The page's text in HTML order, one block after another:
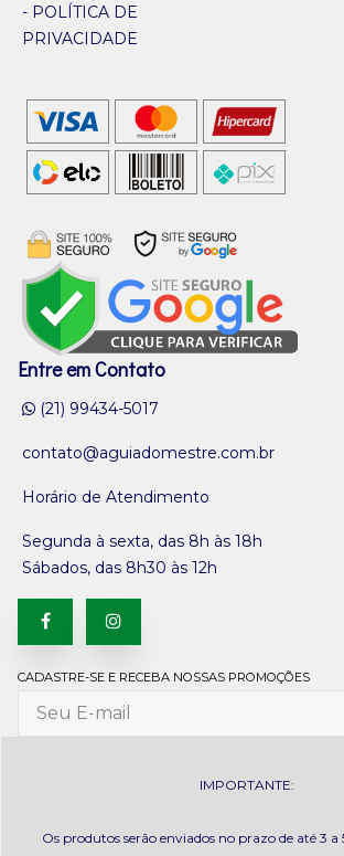
- POLÍTICA DE
PRIVACIDADE
Entre em Contato
(21) 99434-5017
contato@aguiadomestre.com.br
Horário de Atendimento
Segunda à sexta, das 8h às 18h
Sábados, das 8h30 às 12h
CADASTRE-SE E RECEBA NOSSAS PROMOÇÕES
IMPORTANTE:
Os produtos serão enviados no prazo de até 3 a